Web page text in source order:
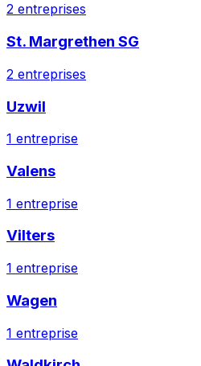
2 entreprises
St. Margrethen SG
2 entreprises
Uzwil
1 entreprise
Valens
1 entreprise
Vilters
1 entreprise
Wagen
1 entreprise